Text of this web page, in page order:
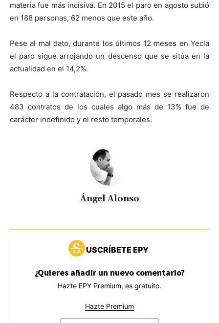
materia fue más incisiva. En 2015 el paro en agosto subió
en 188 personas, 62 menos que este año.
Pese al mal dato, durante los últimos 12 meses en Yecla
el paro sigue arrojando un descenso que se sitúa en la
actualidad en el 14,2%.
Respecto a la contratación, el pasado mes se realizaron
483 contratos de los cuales algo más de 13% fue de
carácter indefinido y el resto temporales.
Ángel Alonso
USCRÍBETE EPY
¿Quieres añadir un nuevo comentario?
Hazte EPY Premium, es gratuito.
Hazte Premium